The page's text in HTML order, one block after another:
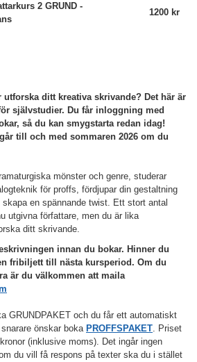
2 GRUND -
1200 kr
ditt kreativa skrivande? Det här är
självstudier. Du får inloggning med
så du kan smygstarta redan idag!
till och med sommaren 2026 om du
mönster och genre, studerar
för proffs, fördjupar din gestaltning
en spännande twist. Ett stort antal
utgivna författare, men du är lika
ditt skrivande.
innan du bokar. Hinner du
fribiljett till nästa kursperiod. Om du
är du välkommen att maila
GRUNDPAKET och du får ett automatiskt
önskar boka PROFFSPAKET. Priset
(inklusive moms). Det ingår ingen
du vill få respons på texter ska du i stället